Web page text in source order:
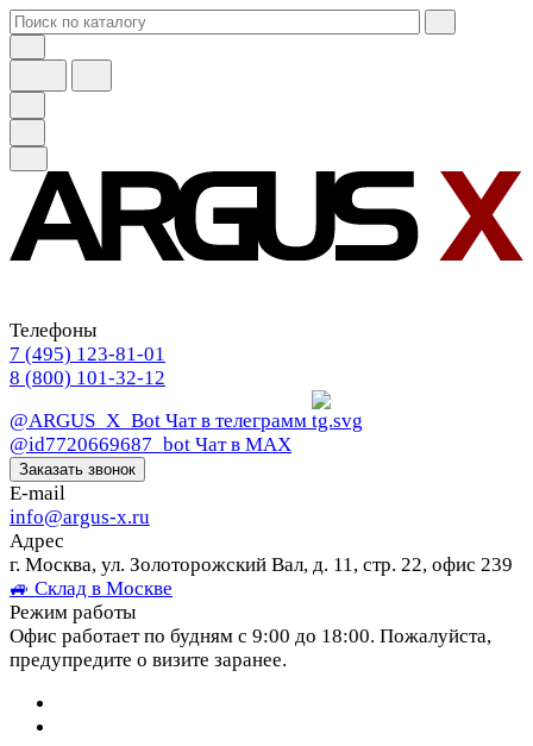
Телефоны
7 (495) 123-81-01
8 (800) 101-32-12
@ARGUS_X_Bot Чат в телеграмм
@id7720669687_bot Чат в МАХ
Заказать звонок
E-mail
info@argus-x.ru
Адрес
г. Москва, ул. Золоторожский Вал, д. 11, стр. 22, офис 239
🚙 Склад в Москве
Режим работы
Офис работает по будням с 9:00 до 18:00. Пожалуйста,
предупредите о визите заранее.